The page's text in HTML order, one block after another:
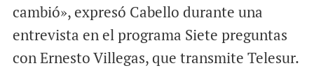
cambió», expresó Cabello durante una
entrevista en el programa Siete preguntas
con Ernesto Villegas, que transmite Telesur.